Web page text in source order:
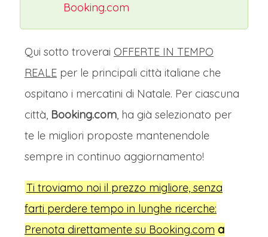
Booking.com
Qui sotto troverai OFFERTE IN TEMPO
REALE per le principali città italiane che
ospitano i mercatini di Natale. Per ciascuna
città, Booking.com, ha già selezionato per
te le migliori proposte mantenendole
sempre in continuo aggiornamento!
Ti troviamo noi il prezzo migliore, senza
farti perdere tempo in lunghe ricerche:
Prenota direttamente su Booking.com a